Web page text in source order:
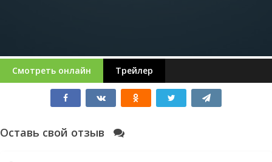
Смотреть онлайн Трейлер
Оставь свой отзыв